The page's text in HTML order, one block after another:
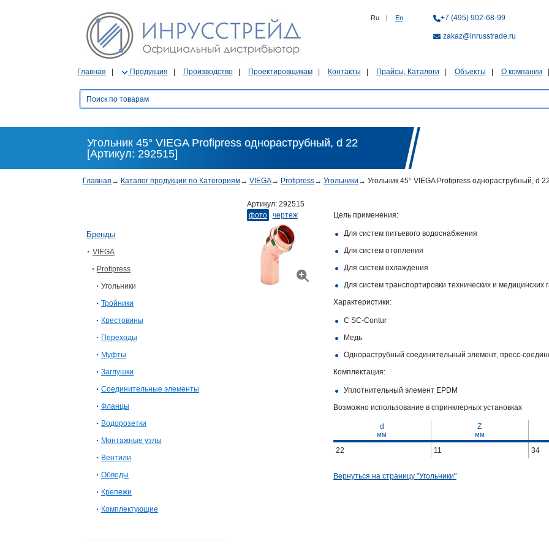
Ru | En +7 (495) 902-68-99
zakaz@inrusstrade.ru
Главная Продукция Производство Проектировщикам Контакты Прайсы, Каталоги Объекты О компании
Угольник 45° VIEGA Profipress однораструбный, d 22
[Артикул: 292515]
Главная → Каталог продукции по Категориям→ VIEGA→ Profipress→ Угольники → Угольник 45° VIEGA Profipress однораструбный, d
Бренды
VIEGA
Profipress
Угольники
Тройники
Крестовины
Переходы
Муфты
Заглушки
Соединительные элементы
Фланцы
Водорозетки
Монтажные узлы
Вентили
Обводы
Крепежи
Комплектующие
Артикул: 292515
фото
чертеж Цель применения:
Для систем питьевого водоснабжения
Для систем отопления
Для систем охлаждения
Для систем транспортировки технических и медицинских
Характеристики:
С SC‑Contur
Медь
Однораструбный соединительный элемент, пресс-
Комплектация:
Уплотнительный элемент EPDM
Возможно использование в спринклерных установках
d Z
мм мм
22 11 34
Вернуться на страницу "Угольники"